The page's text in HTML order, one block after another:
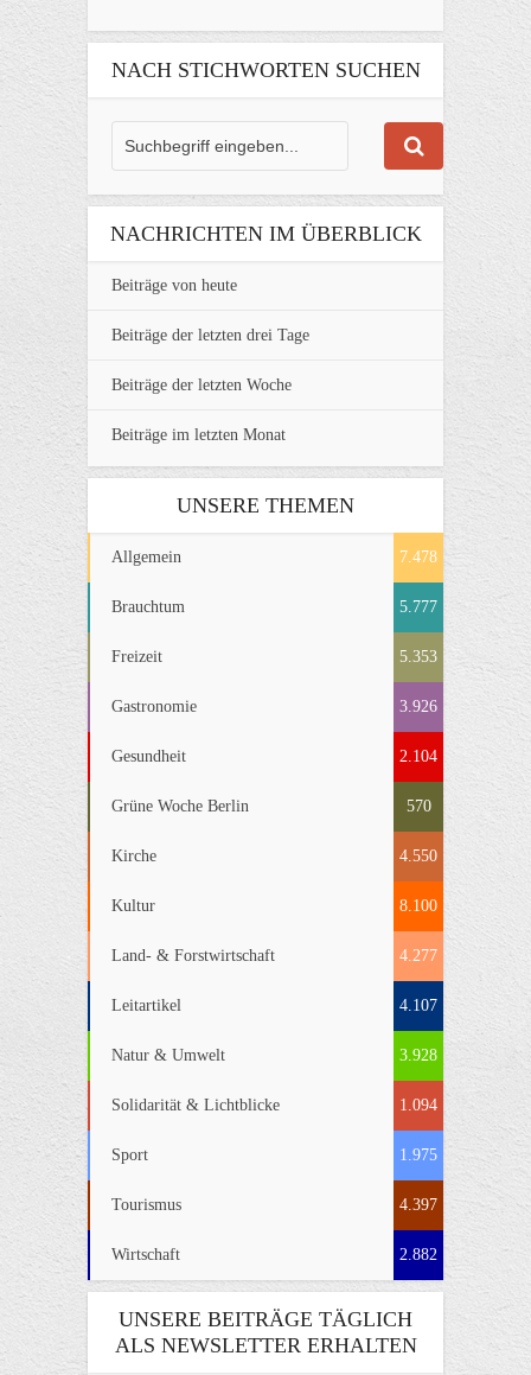
NACH STICHWORTEN SUCHEN
NACHRICHTEN IM ÜBERBLICK
Beiträge von heute
Beiträge der letzten drei Tage
Beiträge der letzten Woche
Beiträge im letzten Monat
UNSERE THEMEN
Allgemein 7.478
Brauchtum 5.777
Freizeit 5.353
Gastronomie 3.926
Gesundheit 2.104
Grüne Woche Berlin 570
Kirche 4.550
Kultur 8.100
Land- & Forstwirtschaft 4.277
Leitartikel 4.107
Natur & Umwelt 3.928
Solidarität & Lichtblicke 1.094
Sport 1.975
Tourismus 4.397
Wirtschaft 2.882
UNSERE BEITRÄGE TÄGLICH
ALS NEWSLETTER ERHALTEN